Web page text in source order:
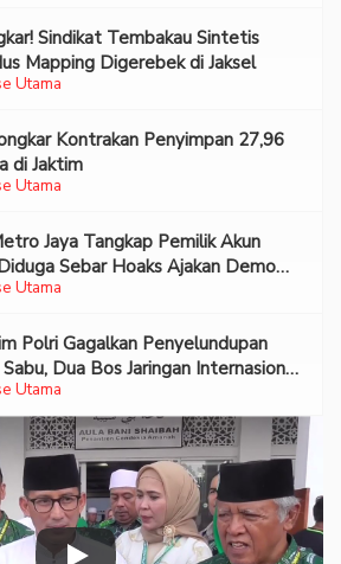
Utama
Sindikat Tembakau Sintetis
Mapping Digerebek di Jaksel
Utama
Kontrakan Penyimpan 27,96
di Jaktim
Utama
Jaya Tangkap Pemilik Akun
Sebar Hoaks Ajakan Demo
Prabowo-Gibran
Utama
Polri Gagalkan Penyelundupan
Dua Bos Jaringan Internasional